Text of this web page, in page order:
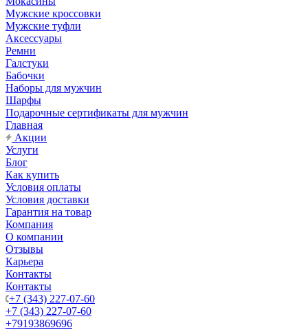
Мужские кроссовки
Мужские туфли
Аксессуары
Ремни
Галстуки
Бабочки
Наборы для мужчин
Шарфы
Подарочные сертификаты для мужчин
Главная
Акции
Услуги
Блог
Как купить
Условия оплаты
Условия доставки
Гарантия на товар
Компания
О компании
Отзывы
Карьера
Контакты
Контакты
+7 (343) 227-07-60
+7 (343) 227-07-60
+79193869696